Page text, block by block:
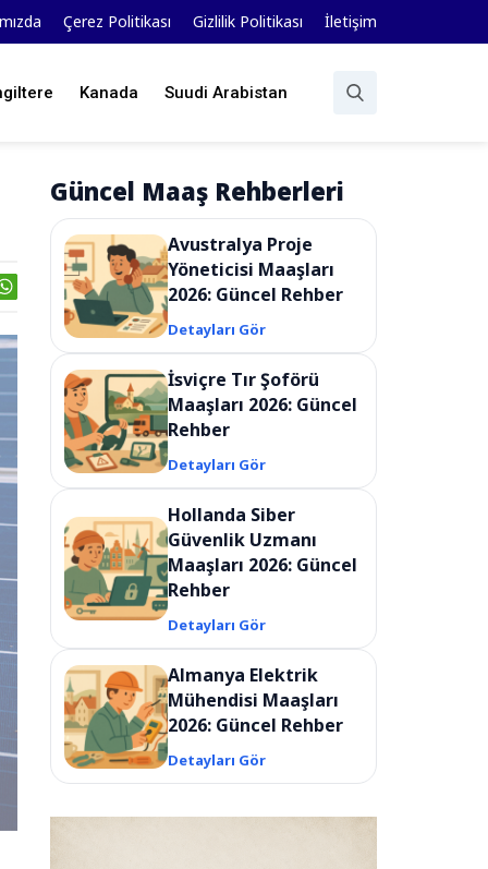
Çerez Politikası Gizlilik Politikası İletişim
Kanada Suudi Arabistan
Güncel Maaş Rehberleri
Avustralya Proje
Yöneticisi Maaşları
2026: Güncel Rehber
Detayları Gör
İsviçre Tır Şoförü
Maaşları 2026: Güncel
Rehber
Detayları Gör
Hollanda Siber
Güvenlik Uzmanı
Maaşları 2026: Güncel
Rehber
Detayları Gör
Almanya Elektrik
Mühendisi Maaşları
2026: Güncel Rehber
Detayları Gör